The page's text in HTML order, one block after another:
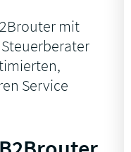
mit
Steuerberater
Service